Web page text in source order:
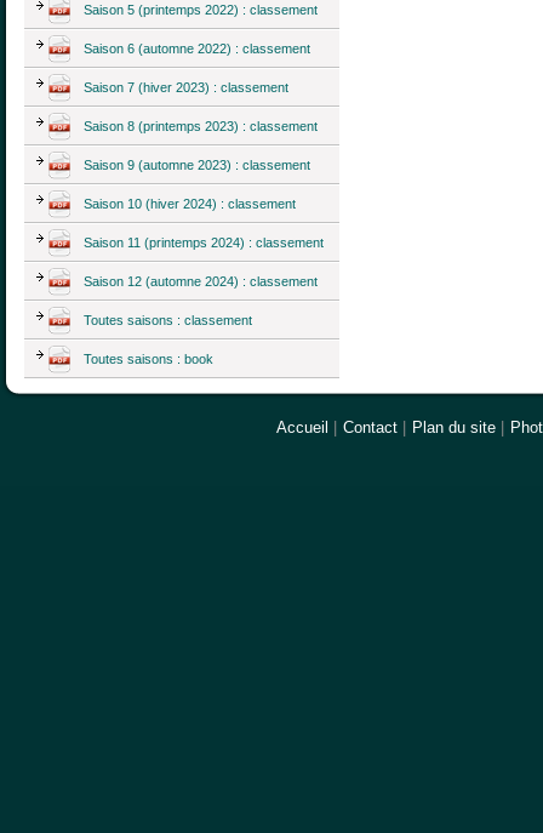
Saison 5 (printemps 2022) : classement
Saison 6 (automne 2022) : classement
Saison 7 (hiver 2023) : classement
Saison 8 (printemps 2023) : classement
Saison 9 (automne 2023) : classement
Saison 10 (hiver 2024) : classement
Saison 11 (printemps 2024) : classement
Saison 12 (automne 2024) : classement
Toutes saisons : classement
Toutes saisons : book
Accueil | Contact | Plan du site |